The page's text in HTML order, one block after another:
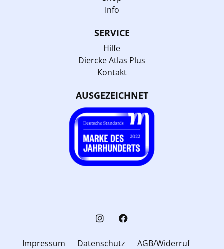
Info
SERVICE
Hilfe
Diercke Atlas Plus
Kontakt
AUSGEZEICHNET
Impressum Datenschutz AGB/Widerruf